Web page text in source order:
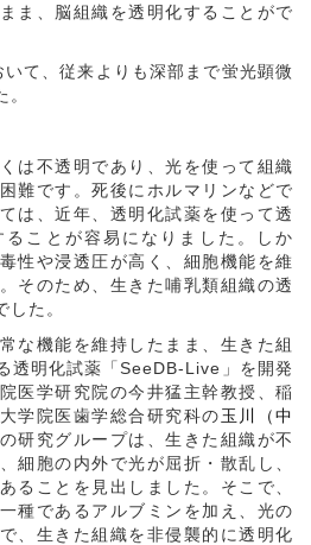
ま、脳組織を透明化することがで
て、従来よりも深部まで蛍光顕微
は不透明であり、光を使って組織
難です。死後にホルマリンなどで
は、近年、透明化試薬を使って透
ことが容易になりました。しか
性や浸透圧が高く、細胞機能を維
そのため、生きた哺乳類組織の透
た。
な機能を維持したまま、生きた組
透明化試薬「SeeDB-Live」を開発
医学研究院の今井猛主幹教授、稲
学院医歯学総合研究科の玉川（中
の研究グループは、生きた組織が不
細胞の内外で光が屈折・散乱し、
ることを見出しました。そこで、
種であるアルブミンを加え、光の
、生きた組織を非侵襲的に透明化